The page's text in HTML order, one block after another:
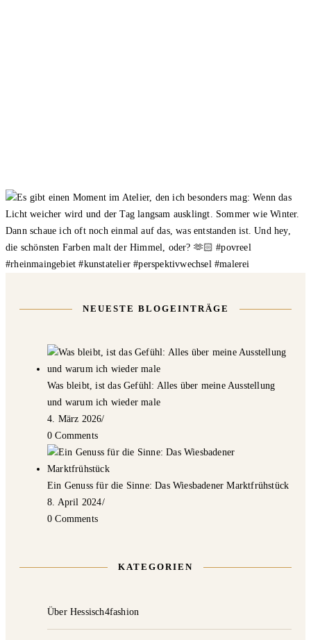
NEUESTE BLOGEINTRÄGE
Was bleibt, ist das Gefühl: Alles über meine Ausstellung
und warum ich wieder male
4. März 2026/
0 Comments
Ein Genuss für die Sinne: Das Wiesbadener Marktfrühstück
8. April 2024/
0 Comments
KATEGORIEN
Über Hessisch4fashion